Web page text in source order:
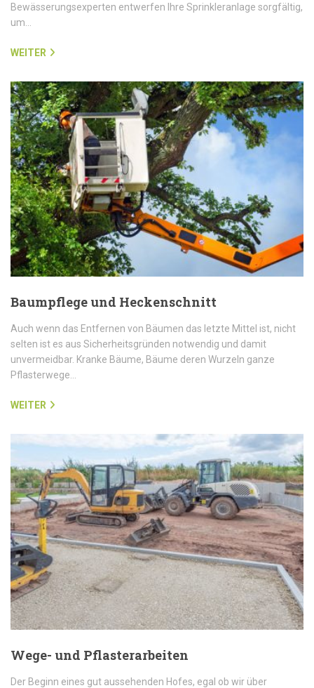
Bewässerungsexperten entwerfen Ihre Sprinkleranlage sorgfältig,
um…
WEITER
Baumpflege und Heckenschnitt
Auch wenn das Entfernen von Bäumen das letzte Mittel ist, nicht
selten ist es aus Sicherheitsgründen notwendig und damit
unvermeidbar. Kranke Bäume, Bäume deren Wurzeln ganze
Pflasterwege…
WEITER
Wege- und Pflasterarbeiten
Der Beginn eines gut aussehenden Hofes, egal ob wir über